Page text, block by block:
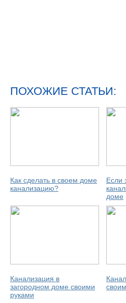
ПОХОЖИЕ СТАТЬИ:
Как сделать в своем доме
канализацию?
Если
доме
Канализация в
загородном доме своими
руками